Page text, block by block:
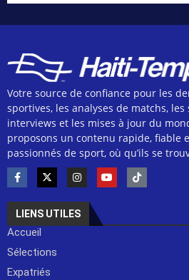
Votre source de confiance pour les
sportives, les analyses de matchs,
interviews et les mises à jour du
proposons un contenu rapide, fiable
passionnés de sport, où qu’ils se
LIENS UTILES
Accueil
Sélections
Expatriés